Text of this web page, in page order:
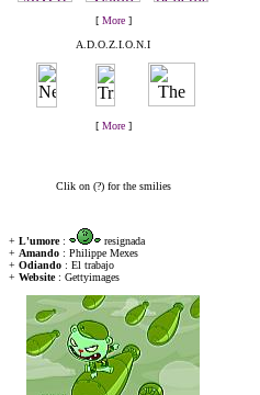
[ More]
A.D.O.Z.I.O.N.I
[ More]
Clik on (?) for the smilies
+ L'umore:
resignada
+ Amando : Philippe Mexes
+ Odiando : El trabajo
+ Website: Gettyimages